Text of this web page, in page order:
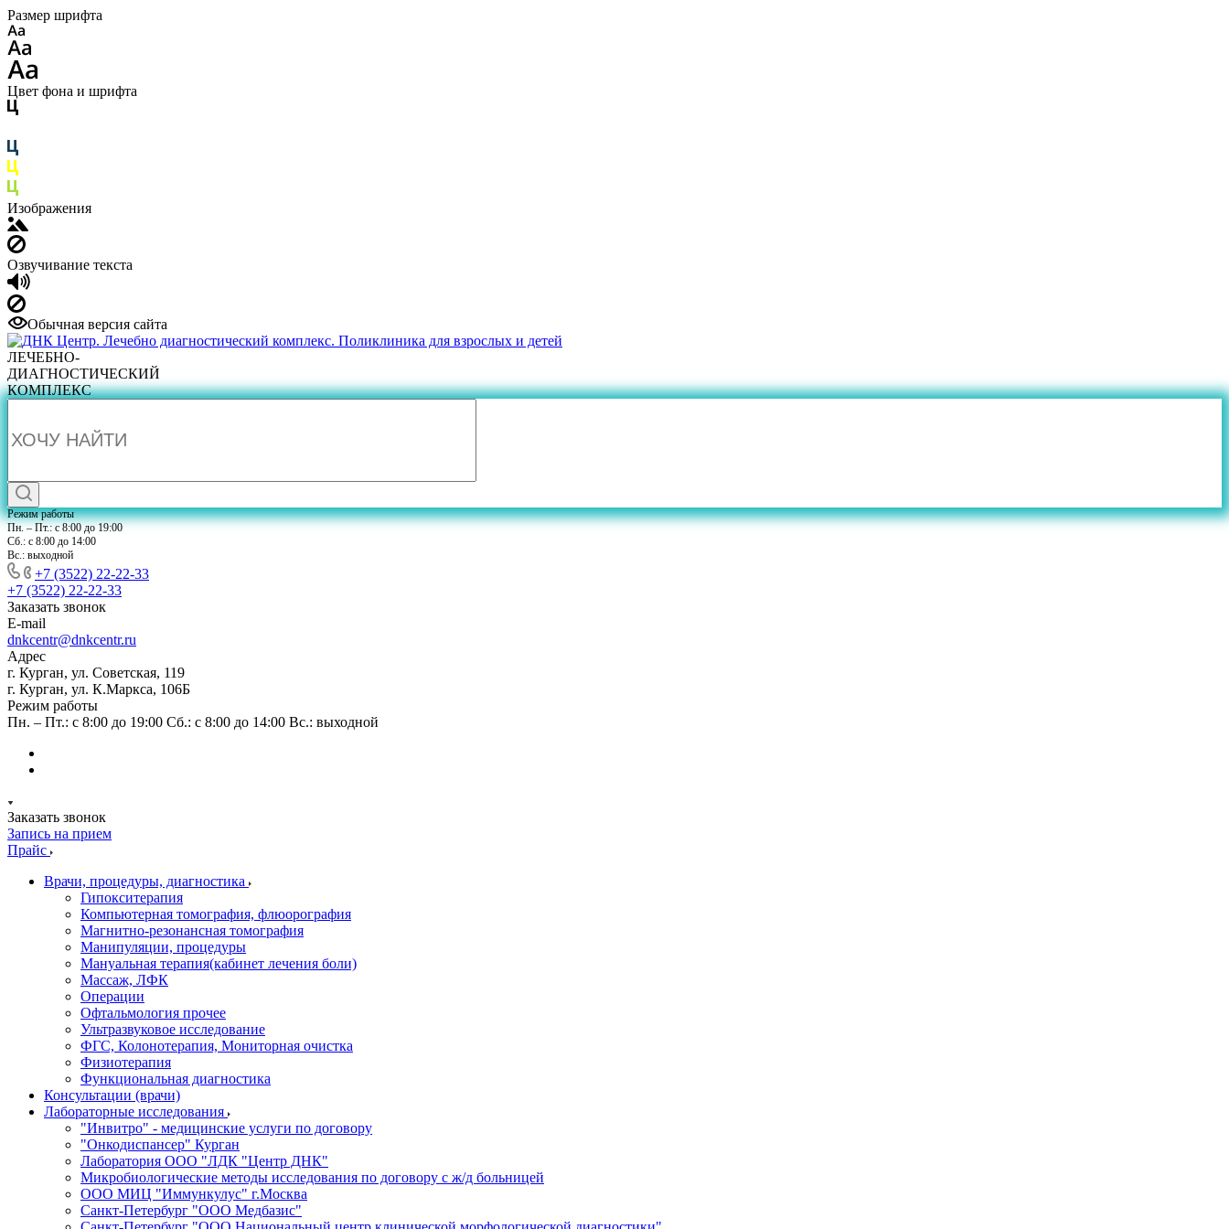
Размер шрифта
Цвет фона и шрифта
Изображения
Озвучивание текста
Обычная версия сайта
ЛЕЧЕБНО-
ДИАГНОСТИЧЕСКИЙ
КОМПЛЕКС
Режим работы
Пн. – Пт.: с 8:00 до 19:00
Сб.: с 8:00 до 14:00
Вс.: выходной
+7 (3522) 22-22-33
+7 (3522) 22-22-33
Заказать звонок
E-mail
dnkcentr@dnkcentr.ru
Адрес
г. Курган, ул. Советская, 119
г. Курган, ул. К.Маркса, 106Б
Режим работы
Пн. – Пт.: с 8:00 до 19:00 Сб.: с 8:00 до 14:00 Вс.: выходной
Заказать звонок
Запись на прием
Прайс
Врачи, процедуры, диагностика
Гипокситерапия
Компьютерная томография, флюорография
Магнитно-резонансная томография
Манипуляции, процедуры
Мануальная терапия(кабинет лечения боли)
Массаж, ЛФК
Операции
Офтальмология прочее
Ультразвуковое исследование
ФГС, Колонотерапия, Мониторная очистка
Физиотерапия
Функциональная диагностика
Консультации (врачи)
Лабораторные исследования
"Инвитро" - медицинские услуги по договору
"Онкодиспансер" Курган
Лаборатория ООО "ЛДК "Центр ДНК"
Микробиологические методы исследования по договору с ж/д больницей
ООО МИЦ "Иммункулус" г.Москва
Санкт-Петербург "ООО Медбазис"